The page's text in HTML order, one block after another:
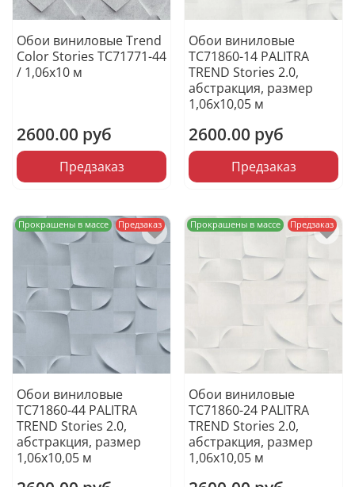
Обои виниловые Trend
Color Stories TC71771-44
/ 1,06х10 м
2600.00 руб
Предзаказ
Обои виниловые
TC71860-14 PALITRA
TREND Stories 2.0,
абстракция, размер
1,06х10,05 м
2600.00 руб
Предзаказ
Прокрашены в массе Предзаказ
Обои виниловые
TC71860-44 PALITRA
TREND Stories 2.0,
абстракция, размер
1,06х10,05 м
Прокрашены в массе Предзаказ
Обои виниловые
TC71860-24 PALITRA
TREND Stories 2.0,
абстракция, размер
1,06х10,05 м